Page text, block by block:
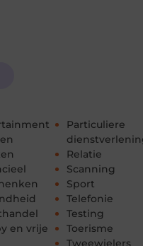
en vrije
Particuliere
Relatie
Scanning
Sport
Telefonie
Testing
Toerisme
Tweewielers